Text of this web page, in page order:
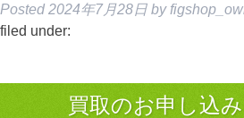
Posted 2024年7月28日 by
filed under:
買取のお申し込